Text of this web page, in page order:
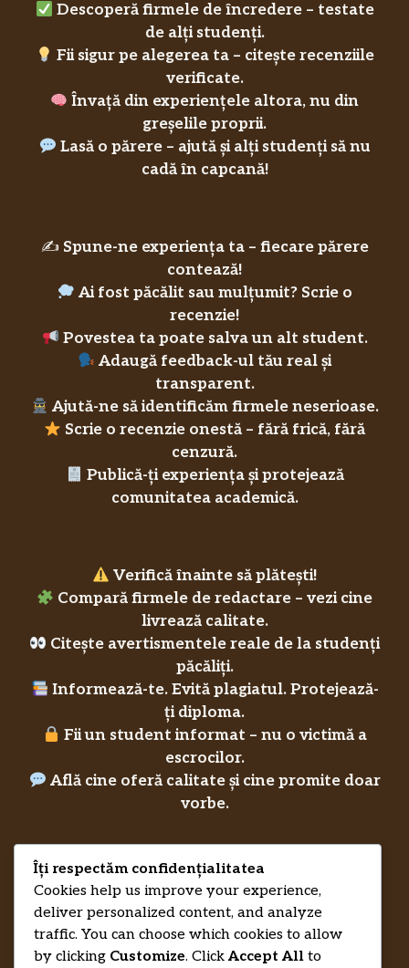
Descoperă firmele de încredere – testate
de alți studenți.
Fii sigur pe alegerea ta – citește recenziile
verificate.
Învață din experiențele altora, nu din
greșelile proprii.
Lasă o părere – ajută și alți studenți să nu
cadă în capcană!
✍️ Spune-ne experiența ta – fiecare părere
contează!
Ai fost păcălit sau mulțumit? Scrie o
recenzie!
Povestea ta poate salva un alt student.
Adaugă feedback-ul tău real și
transparent.
Ajută-ne să identificăm firmele neserioase.
Scrie o recenzie onestă – fără frică, fără
cenzură.
Publică-ți experiența și protejează
comunitatea academică.
Verifică înainte să plătești!
Compară firmele de redactare – vezi cine
livrează calitate.
Citește avertismentele reale de la studenți
păcăliți.
Informează-te. Evită plagiatul. Protejează-
ți diploma.
Fii un student informat – nu o victimă a
escrocilor.
Află cine oferă calitate și cine promite doar
vorbe.
RecenziiLucrareLicenta.euCreditsPrivacy Policy
Îți respectăm confidențialitatea
Cookies help us improve your experience,
deliver personalized content, and analyze
traffic. You can choose which cookies to allow
by clicking Customize. Click Accept All to